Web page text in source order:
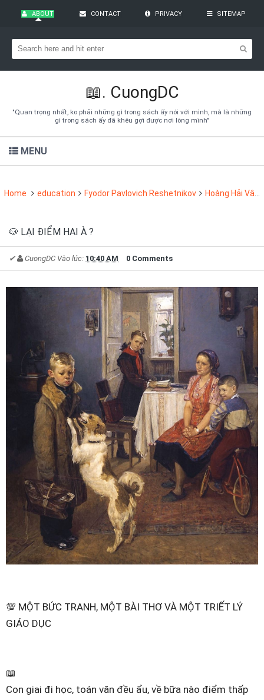
ABOUT CONTACT PRIVACY SITEMAP
📖. CuongDC
"Quan trọng nhất, ko phải những gì trong sách ấy nói với mình, mà là những
gì trong sách ấy đã khêu gợi được nơi lòng mình"
MENU
Home education Fyodor Pavlovich Reshetnikov Hoàng Hải Vân
🐶 LẠI ĐIỂM HAI À ?
✔ CuongDC Vào lúc: 10:40 AM 0 Comments
💯 MỘT BỨC TRANH, MỘT BÀI THƠ VÀ MỘT TRIẾT LÝ
GIÁO DỤC
📖
Con giai đi học, toán văn đều ẩu, về bữa nào điểm thấp
Bạn đang cần tìm kiếm gì?
Theo dõi blog qua Email
Hãy đăng kí theo dõi blog để cập nhật những thủ thuật blogger,